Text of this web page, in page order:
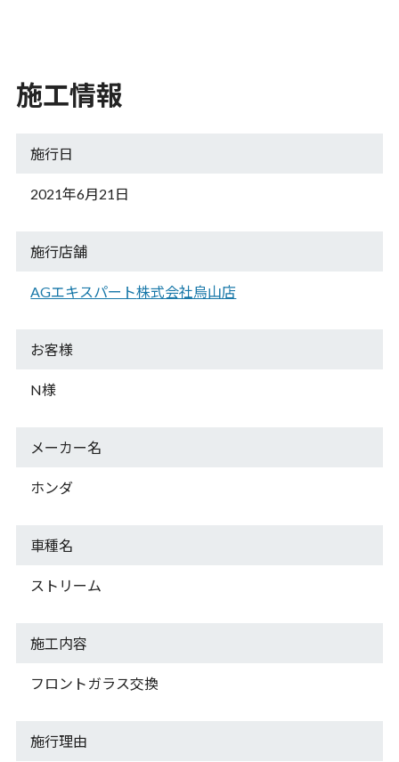
施工情報
施行日
2021年6月21日
施行店舗
AGエキスパート株式会社烏山店
お客様
N様
メーカー名
ホンダ
車種名
ストリーム
施工内容
フロントガラス交換
施行理由